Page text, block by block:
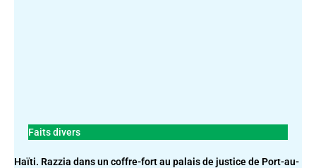
Faits divers
Haïti. Razzia dans un coffre-fort au palais de justice de Port-au-